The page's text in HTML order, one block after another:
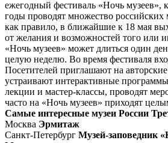
ежегодный фестиваль «Ночь музеев»,
годы проводят множество российских
как правило, в ближайшие к 18 мая
от желания и возможностей того или
«Ночь музеев» может длиться один
целую неделю. Во время фестиваля
Посетителей приглашают на
устраивают интерактивные
лекции и мастер-классы, проводят
часто на «Ночь музеев» приходят
Самые интересные музеи России
Москва Эрмитаж
Санкт-Петербург Музей-заповедник